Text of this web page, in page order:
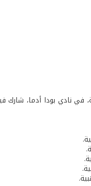
في نادي بودا أدما،